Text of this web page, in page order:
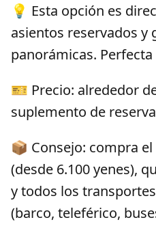
💡 Esta opción es
asientos reservados y
panorámicas. Perfecta
🎫 Precio: alrededor
suplemento de
📦 Consejo: compra el
(desde 6.100 yenes),
y todos los
(barco, teleférico,